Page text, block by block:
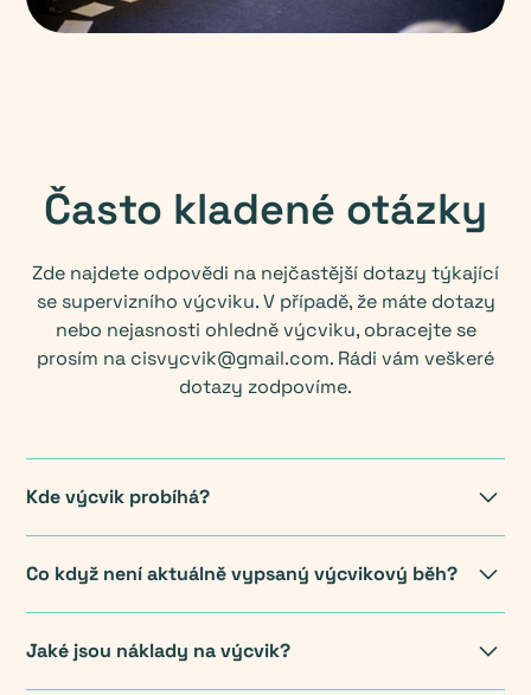
Často kladené otázky
Zde najdete odpovědi na nejčastější dotazy týkající
se supervizního výcviku. V případě, že máte dotazy
nebo nejasnosti ohledně výcviku, obracejte se
prosím na cisvycvik@gmail.com. Rádi vám veškeré
dotazy zodpovíme.
Kde výcvik probíhá?
Co když není aktuálně vypsaný výcvikový běh?
a na našich stránkách není vypsaný žádný
Jaké jsou náklady na výcvik?